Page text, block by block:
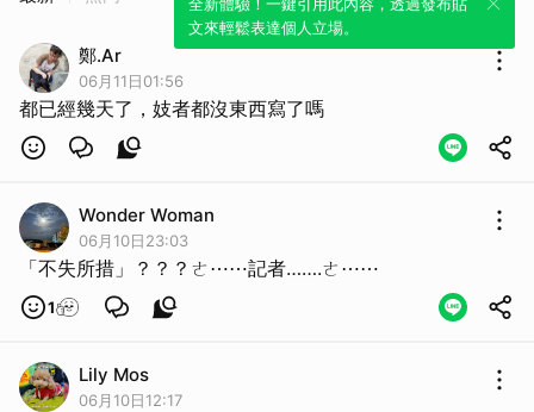
文來輕鬆表達個人立場。
鄭.Ar
06月11日01:56
都已經幾天了，妓者都沒東西寫了嗎
Wonder Woman
06月10日23:03
「不失所措」？？？ㄜ⋯⋯記者…….ㄜ⋯⋯
1
Lily Mos
06月10日12:17